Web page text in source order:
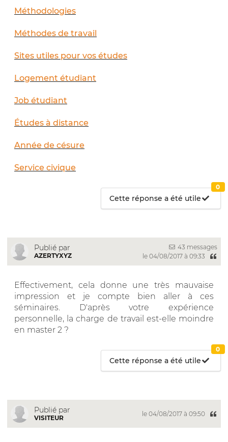
Méthodologies
Méthodes de travail
Sites utiles pour vos études
Logement étudiant
Job étudiant
Études à distance
Année de césure
Service civique
Cette réponse a été utile
0
Publié par
AZERTYXYZ
43 messages
le 04/08/2017 à 09:33
Effectivement, cela donne une très mauvaise
impression et je compte bien aller à ces
séminaires. D'après votre expérience
personnelle, la charge de travail est-elle moindre
en master 2 ?
Cette réponse a été utile
0
Publié par
VISITEUR
le 04/08/2017 à 09:50